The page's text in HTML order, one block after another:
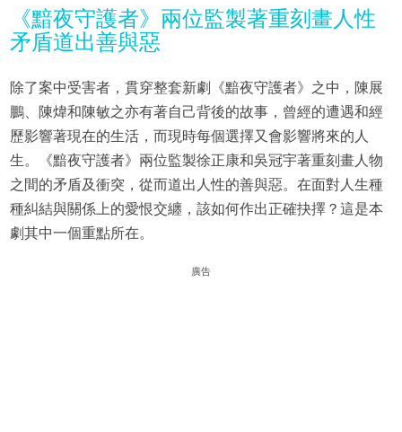
《黯夜守護者》兩位監製著重刻畫人性
矛盾道出善與惡
除了案中受害者，貫穿整套新劇《黯夜守護者》之中，陳展
鵬、陳煒和陳敏之亦有著自己背後的故事，曾經的遭遇和經
歷影響著現在的生活，而現時每個選擇又會影響將來的人
生。《黯夜守護者》兩位監製徐正康和吳冠宇著重刻畫人物
之間的矛盾及衝突，從而道出人性的善與惡。在面對人生種
種糾結與關係上的愛恨交纏，該如何作出正確抉擇？這是本
劇其中一個重點所在。
廣告